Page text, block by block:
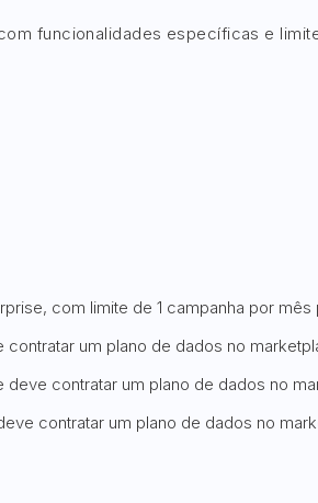
funcionalidades específicas e
com limite de 1 campanha por
um plano de dados no
contratar um plano de dados no
contratar um plano de dados no